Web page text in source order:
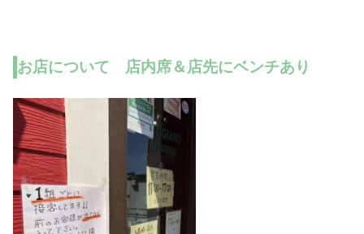
お店について 店内席＆店先にベンチあり